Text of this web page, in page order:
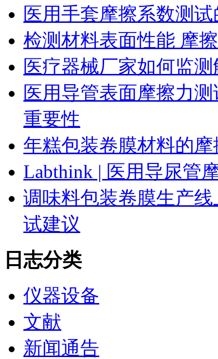
医用手套摩擦系数测
检测材料表面性能 摩
医疗器械厂家如何监
医用导管表面摩擦力
重要性
年糕包装卷膜材料的
Labthink | 医用导尿管
调味料包装卷膜生产
试建议
日志分类
仪器设备
文献
新闻通告